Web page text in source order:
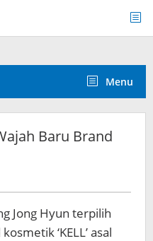
Menu
Baru Brand
Jong Hyun terpilih
‘KELL’ asal